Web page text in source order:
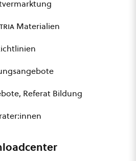
Materialien
Referat Bildung